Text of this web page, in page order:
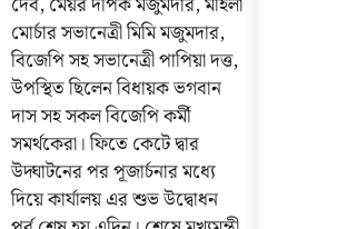
মোর্চার সভানেত্রী মিমি মজুমদার,
বিজেপি সহ সভানেত্রী পাপিয়া দত্ত,
উপস্থিত ছিলেন বিধায়ক ভগবান
দাস সহ সকল বিজেপি কর্মী
সমর্থকেরা। ফিতে কেটে দ্বার
উদ্ঘাটনের পর পূজার্চনার মধ্যে
দিয়ে কার্যালয় এর শুভ উদ্বোধন